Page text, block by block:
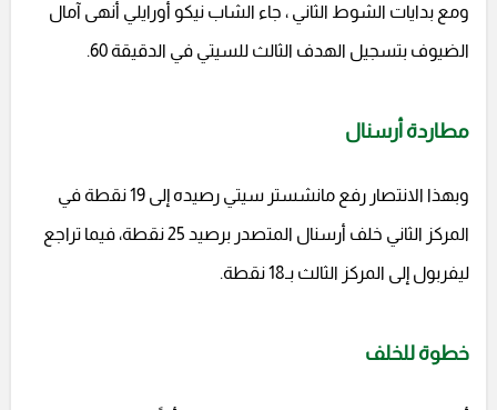
ومع بدايات الشوط الثاني ، جاء الشاب نيكو أورايلي أنهى آمال
الضيوف بتسجيل الهدف الثالث للسيتي في الدقيقة 60.
مطاردة أرسنال
وبهذا الانتصار رفع مانشستر سيتي رصيده إلى 19 نقطة في
المركز الثاني خلف أرسنال المتصدر برصيد 25 نقطة، فيما تراجع
ليفربول إلى المركز الثالث بـ18 نقطة.
خطوة للخلف